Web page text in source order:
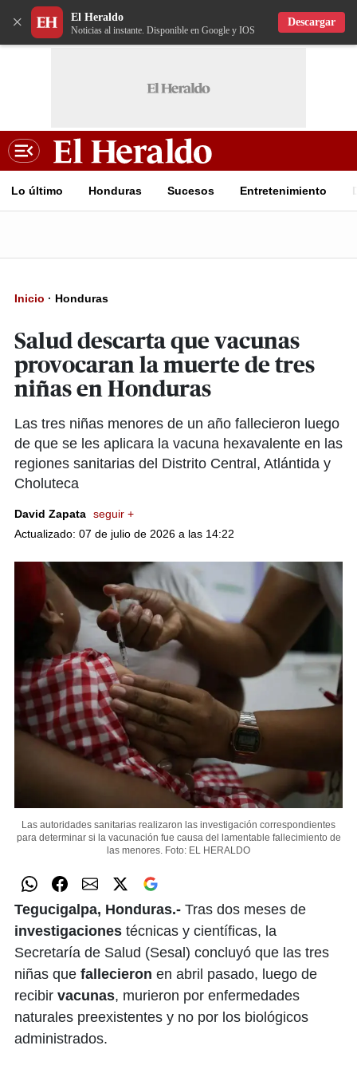
× El Heraldo
Noticias al instante. Disponible en Google y IOS
Descargar
Lo último Honduras Sucesos Entretenimiento
Inicio · Honduras
Salud descarta que vacunas
provocaran la muerte de tres
niñas en Honduras
Las tres niñas menores de un año fallecieron luego
de que se les aplicara la vacuna hexavalente en las
regiones sanitarias del Distrito Central, Atlántida y
Choluteca
David Zapata seguir +
Actualizado: 07 de julio de 2026 a las 14:22
Las autoridades sanitarias realizaron las investigación correspondientes
para determinar si la vacunación fue causa del lamentable fallecimiento de
las menores. Foto: EL HERALDO
Tegucigalpa, Honduras.- Tras dos meses de
investigaciones técnicas y científicas, la
Secretaría de Salud (Sesal) concluyó que las tres
niñas que fallecieron en abril pasado, luego de
recibir vacunas, murieron por enfermedades
naturales preexistentes y no por los biológicos
administrados.